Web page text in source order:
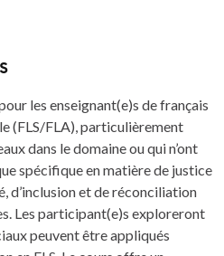
les enseignant(e)s de français
(FLS/FLA), particulièrement
dans le domaine ou qui n’ont
spécifique en matière de justice
d’inclusion et de réconciliation
Les participant(e)s exploreront
peuvent être appliqués